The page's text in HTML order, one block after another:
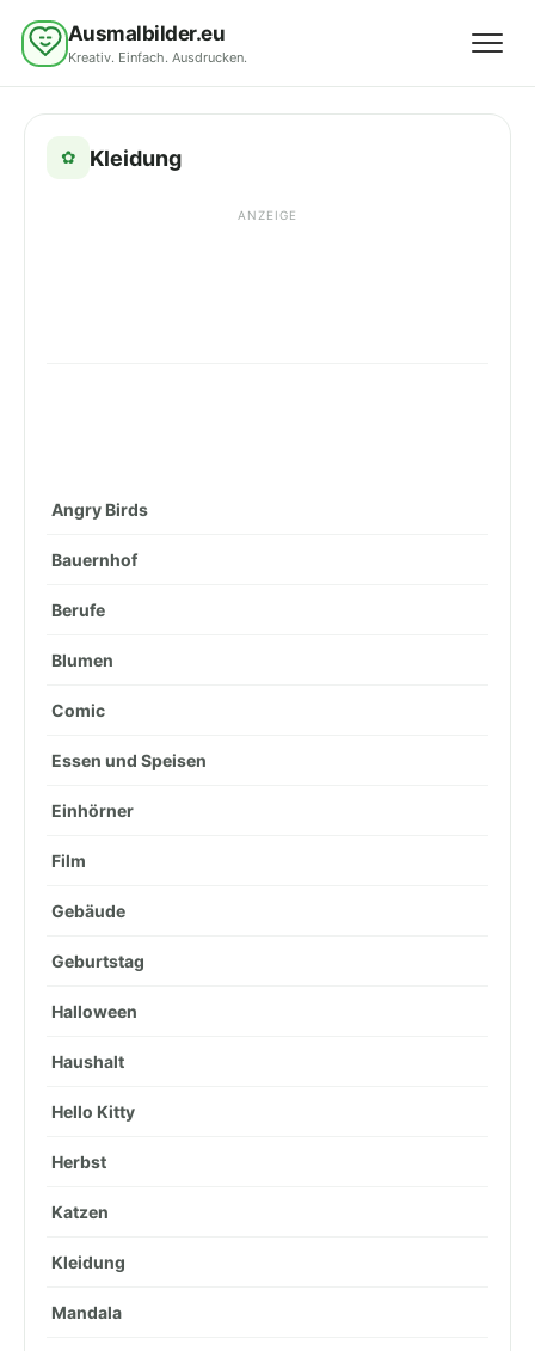
Ausmalbilder.eu
Kreativ. Einfach. Ausdrucken.
✿ Kleidung
ANZEIGE
Angry Birds
Bauernhof
Berufe
Blumen
Comic
Essen und Speisen
Einhörner
Film
Gebäude
Geburtstag
Halloween
Haushalt
Hello Kitty
Herbst
Katzen
Kleidung
Mandala